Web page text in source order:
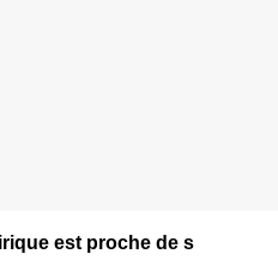
est proche de s